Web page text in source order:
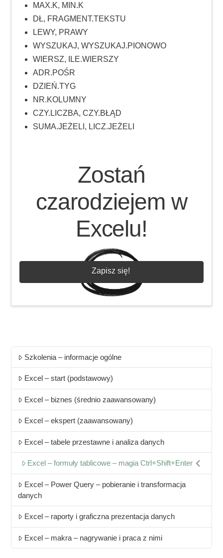
MAX.K, MIN.K
DŁ, FRAGMENT.TEKSTU
LEWY, PRAWY
WYSZUKAJ, WYSZUKAJ.PIONOWO
WIERSZ, ILE.WIERSZY
ADR.POŚR
DZIEŃ.TYG
NR.KOLUMNY
CZY.LICZBA, CZY.BŁĄD
SUMA.JEŻELI, LICZ.JEŻELI
Zostań
czarodziejem w
Excelu!
Zapisz się!
Szkolenia – informacje ogólne
Excel – start (podstawowy)
Excel – biznes (średnio zaawansowany)
Excel – ekspert (zaawansowany)
Excel – tabele przestawne i analiza danych
Excel – formuły tablicowe – magia Ctrl+Shift+Enter
Excel – Power Query – pobieranie i transformacja
danych
Excel – raporty i graficzna prezentacja danych
Excel – makra – nagrywanie i praca z nimi